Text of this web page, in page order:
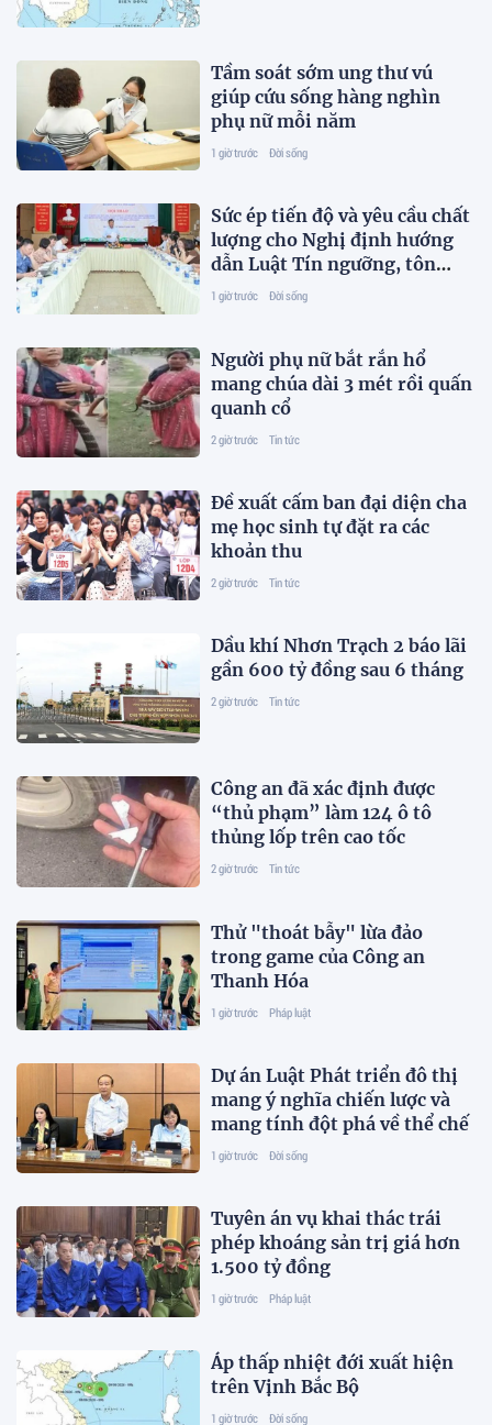
Tầm soát sớm ung thư vú
giúp cứu sống hàng nghìn
phụ nữ mỗi năm
1 giờ trước Đời sống
Sức ép tiến độ và yêu cầu chất
lượng cho Nghị định hướng
dẫn Luật Tín ngưỡng, tôn
giáo
1 giờ trước Đời sống
Người phụ nữ bắt rắn hổ
mang chúa dài 3 mét rồi quấn
quanh cổ
2 giờ trước Tin tức
Đề xuất cấm ban đại diện cha
mẹ học sinh tự đặt ra các
khoản thu
2 giờ trước Tin tức
Dầu khí Nhơn Trạch 2 báo lãi
gần 600 tỷ đồng sau 6 tháng
2 giờ trước Tin tức
Công an đã xác định được
“thủ phạm” làm 124 ô tô
thủng lốp trên cao tốc
2 giờ trước Tin tức
Thử "thoát bẫy" lừa đảo
trong game của Công an
Thanh Hóa
1 giờ trước Pháp luật
Dự án Luật Phát triển đô thị
mang ý nghĩa chiến lược và
mang tính đột phá về thể chế
1 giờ trước Đời sống
Tuyên án vụ khai thác trái
phép khoáng sản trị giá hơn
1.500 tỷ đồng
1 giờ trước Pháp luật
Áp thấp nhiệt đới xuất hiện
trên Vịnh Bắc Bộ
1 giờ trước Đời sống